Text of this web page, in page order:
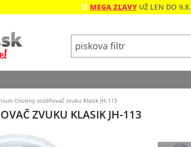
🛒 MEGA ZĽAVY UŽ LEN DO 9.8.
Osobný zosilňovač zvuku Klasik JH-113
ZVUKU KLASIK JH-113